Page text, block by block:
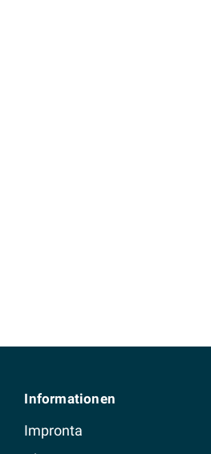
Informationen
Impronta